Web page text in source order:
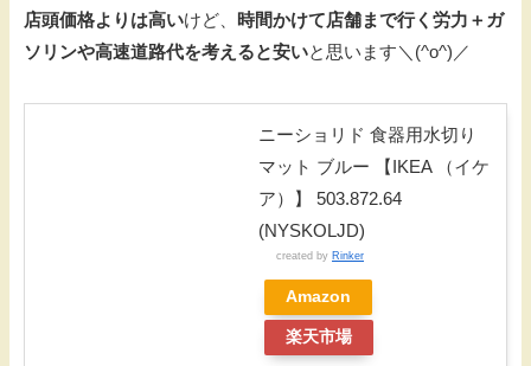
店頭価格よりは高いけど、 時間かけて店舗まで行く労力＋ガ
ソリンや高速道路代を考えると安いと思います＼(^o^)／
ニーショリド 食器用水切り
マット ブルー 【IKEA （イケ
ア）】 503.872.64
(NYSKOLJD)
created by Rinker
Amazon
楽天市場